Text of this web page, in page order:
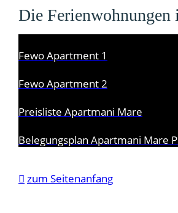
Die
Fewo Apartment 1
Fewo Apartment 2
Preisliste Apartmani Mare
Belegungsplan Apartmani Mare
 zum Seitenanfang